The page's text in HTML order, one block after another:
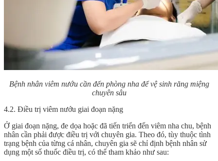
Bệnh nhân viêm nướu cần đến phòng nha để vệ sinh răng miệng
chuyên sâu
4.2. Điều trị viêm nướu giai đoạn nặng
Ở giai đoạn nặng, đe dọa hoặc đã tiến triển đến viêm nha chu, bệnh
nhân cần phải được điều trị với chuyên gia. Theo đó, tùy thuộc tình
trạng bệnh của từng cá nhân, chuyên gia sẽ chỉ định bệnh nhân sử
dụng một số thuốc điều trị, có thể tham khảo như sau: